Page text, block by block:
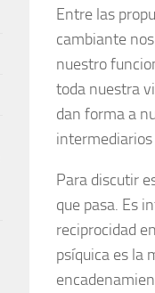
Entre las
cambiante
nuestro
toda nuestra
dan forma a
Para discutir
que pasa. Es
reciprocidad
psíquica es la